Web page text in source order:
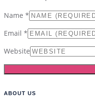
Name *
Email *
Website
ABOUT US